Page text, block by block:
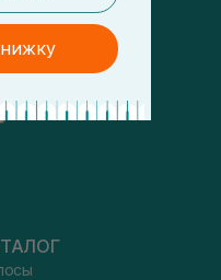
підписатись